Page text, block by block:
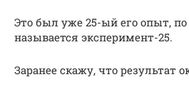
Это был уже 25-ый его опыт,
называется эксперимент-25.
Заранее скажу, что результат